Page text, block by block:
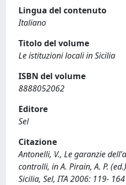
Lingua del contenuto
Italiano
Titolo del volume
Le istituzioni locali in Sicilia
ISBN del volume
8888052062
Editore
Sel
Citazione
Antonelli, V., Le garanzie
controlli, in A. Pirain, A. P.
Sicilia, Sel, ITA 2006: 119- 164